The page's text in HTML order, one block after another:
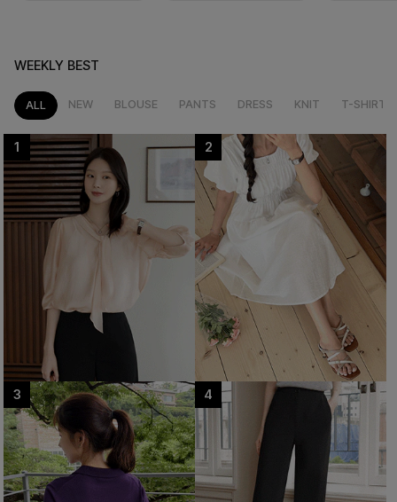
WEEKLY BEST
ALL NEW BLOUSE PANTS DRESS KNIT T-SHIRT